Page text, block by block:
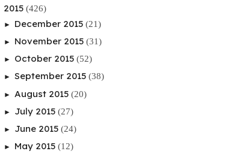
2015 (426)
► December 2015 (21)
► November 2015 (31)
► October 2015 (52)
► September 2015 (38)
► August 2015 (20)
► July 2015 (27)
► June 2015 (24)
► May 2015 (12)